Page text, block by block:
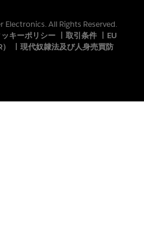
All Rights Reserved.
ッキーポリシー 取引条件
EU
現代奴隷法及び人身売買防